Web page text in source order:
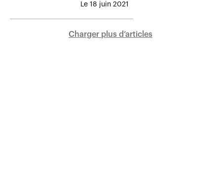
Le 18 juin 2021
Charger plus d‘articles